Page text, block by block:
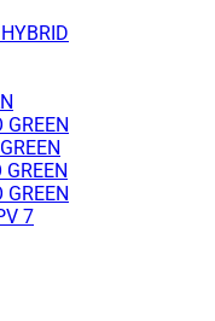
GREEN
GREEN
7